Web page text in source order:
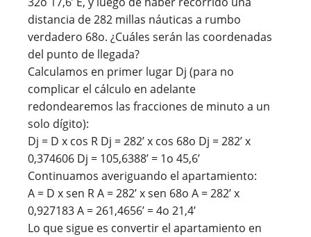
distancia de 282 millas náuticas a rumbo
verdadero 68o. ¿Cuáles serán las coordenadas
del punto de llegada?
Calculamos en primer lugar Dj (para no
complicar el cálculo en adelante
redondearemos las fracciones de minuto a un
solo dígito):
Dj = D x cos R Dj = 282’ x cos 68o Dj = 282’ x
0,374606 Dj = 105,6388’ = 1o 45,6’
Continuamos averiguando el apartamiento:
A = D x sen R A = 282’ x sen 68o A = 282’ x
0,927183 A = 261,4656’ = 4o 21,4’
Lo que sigue es convertir el apartamiento en